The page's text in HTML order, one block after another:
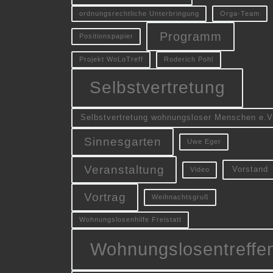
ordnungsrechtliche Unterbringung Orga-Team
Positionspapier Programm
Projekt WoLoTreff Roderich Pohl
Selbstvertretung
Selbstvertretung wohnungsloser Menschen
Sinnesgarten Uwe Eger
Veranstaltung Video Vorstand
Vortrag Weihnachtsgruß
Wohnungslosenhilfe Freistatt